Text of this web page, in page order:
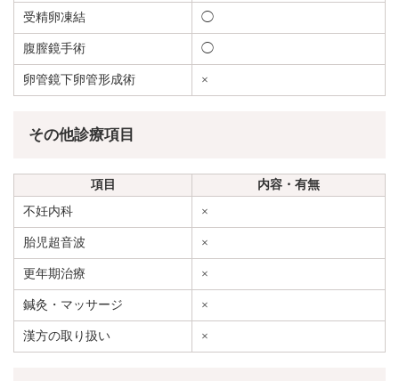
受精卵凍結 ◯
腹膣鏡手術 ◯
卵管鏡下卵管形成術 ×
その他診療項目
項目
内容・有無
不妊内科
×
胎児超音波 ×
更年期治療 ×
鍼灸・マッサージ ×
漢方の取り扱い ×